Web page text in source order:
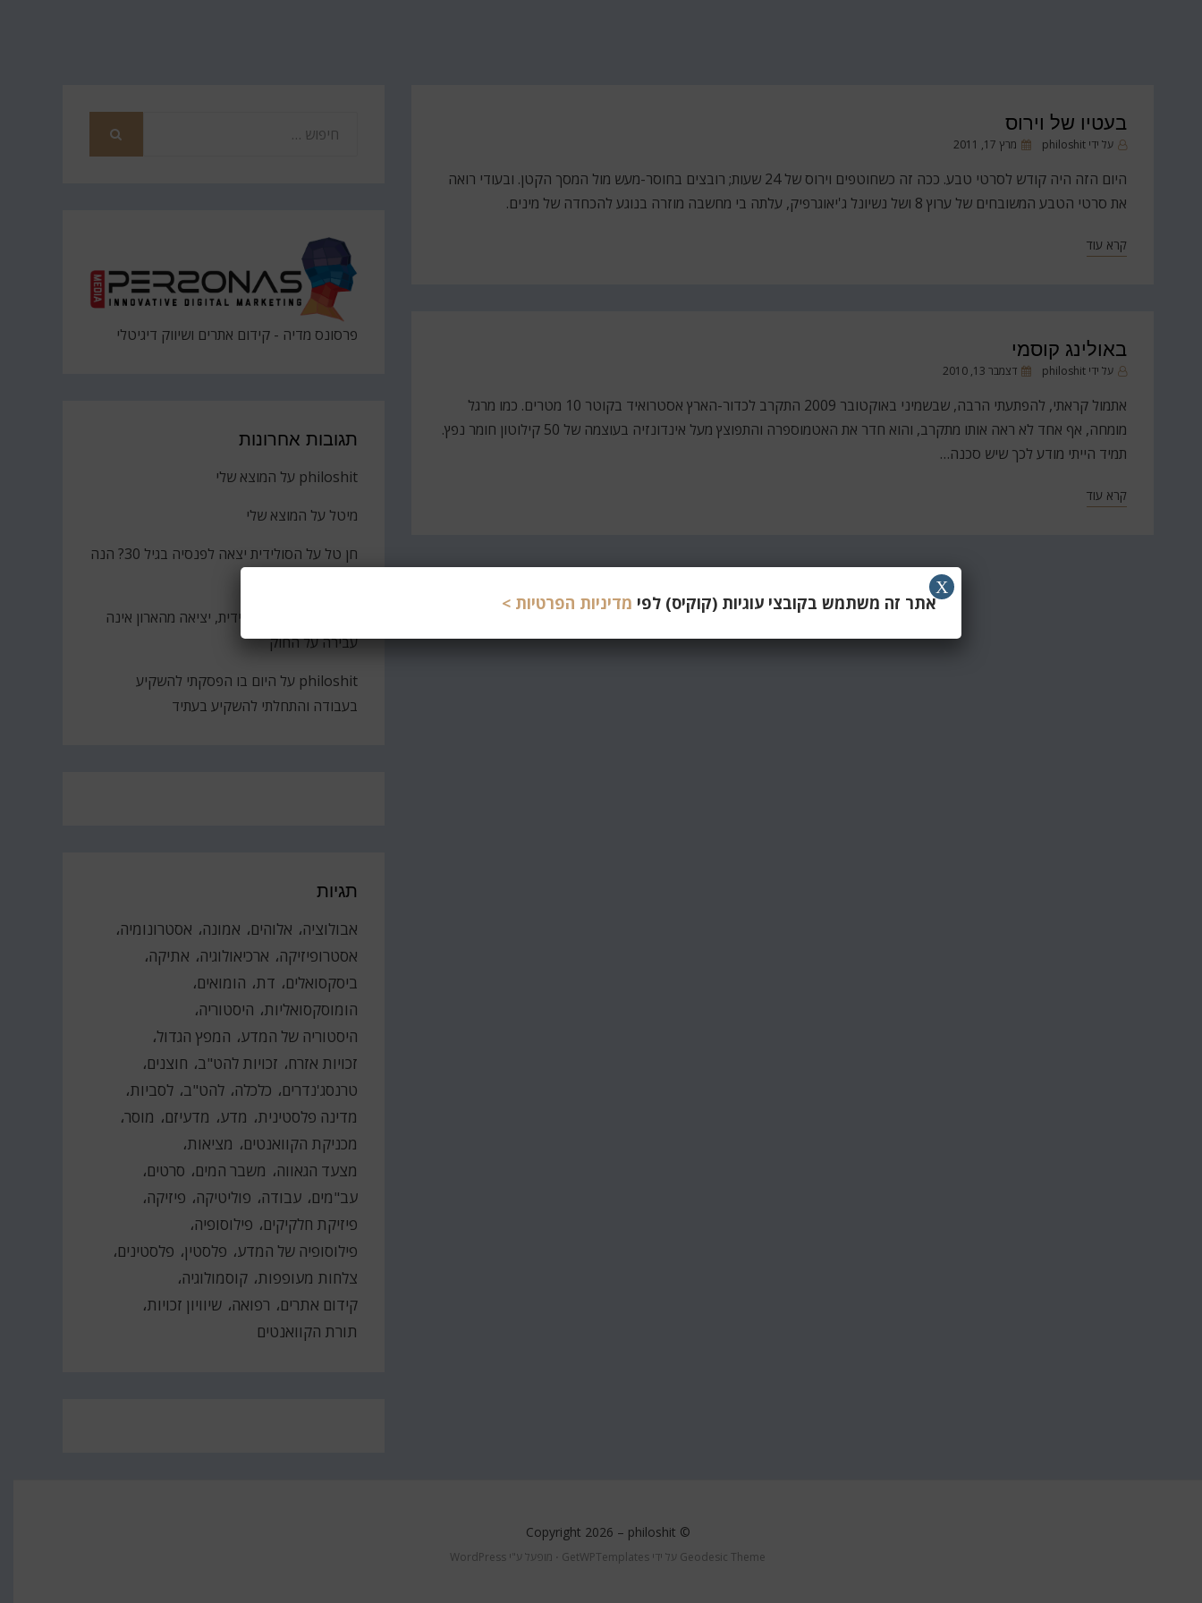
בעטיו של וירוס
על ידיphiloshit
פורסם
מרץ 17, 2011
היום הזה היה קודש לסרטי טבע. ככה זה כשחוטפים וירוס של 24 שעות; רובצים בחוסר-מעש מול המסך הקטן. ובעודי רואה
את סרטי הטבע המשובחים של ערוץ 8 ושל נשיונל ג'יאוגרפיק, עלתה בי מחשבה מוזרה בנוגע להכחדה של מינים.
קרא עוד
באולינג קוסמי
על ידיphiloshit
פורסםדצמבר 13, 2010
אתמול קראתי, להפתעתי הרבה, שבשמיני באוקטובר 2009 התקרב לכדור-הארץ אסטרואיד בקוטר 10 מטרים. כמו מרגל
מומחה, אף אחד לא ראה אותו מתקרב, והוא חדר את האטמוספרה והתפוצץ מעל אינדונזיה בעוצמה של 50 קילוטון חומר נפץ.
תמיד הייתי מודע לכך שיש סכנה…
קרא עוד
פרסונס מדיה - קידום אתרים ושיווק דיגיטלי
תגובות אחרונות
philoshit על המוצא שלי
מיטל על המוצא שלי
חן טל על
הסולידית יצאה לפנסיה בגיל 30? הנה
גבירתי הסולידית, יציאה מהארון אינה
עבירה על החוק
philoshit על היום בו הפסקתי להשקיע
בעבודה והתחלתי להשקיע בעתיד
תגיות
אבולוציה אלוהים אמונה
אסטרונומיה
אסטרופיזיקה
ארכיאולוגיה
אתיקה
ביסקסואלים
דת הומואים
הומוסקסואליות היסטוריה
היסטוריה של המדע המפץ הגדול
זכויות אזרח
זכויות להט"ב חוצנים
טרנסג'נדרים
כלכלה להט"ב לסביות
מדינה פלסטינית
מדע מדעיזם
מוסר
מכניקת הקוואנטים
מציאות
מצעד הגאווה
משבר המים
סרטים
עב"מים עבודה פוליטיקה
פיזיקה
פיזיקת חלקיקים
פילוסופיה
פילוסופיה של המדע פלסטין פלסטינים
צלחות מעופפות קוסמולוגיה
קידום אתרים
רפואה שיוויון זכויות
תורת הקוואנטים
© Copyright 2026 –
philoshit
Geodesic Theme על ידי GetWPTemplates מופעל ע"י WordPress
אתר זה משתמש בקובצי עוגיות (קוקיס) לפי מדיניות הפרטיות >
X